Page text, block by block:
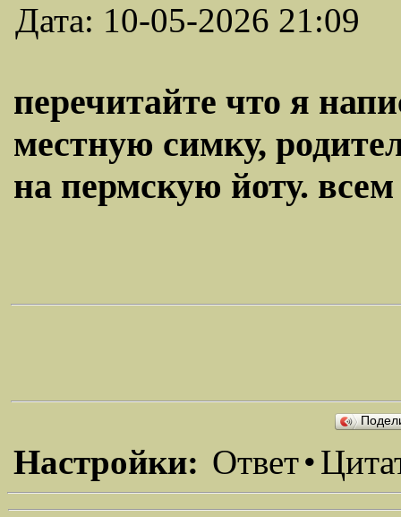
Дата: 10-05-2026 21:09
перечитайте что я
местную симку,
на пермскую йоту. всем
Настройки: Ответ•